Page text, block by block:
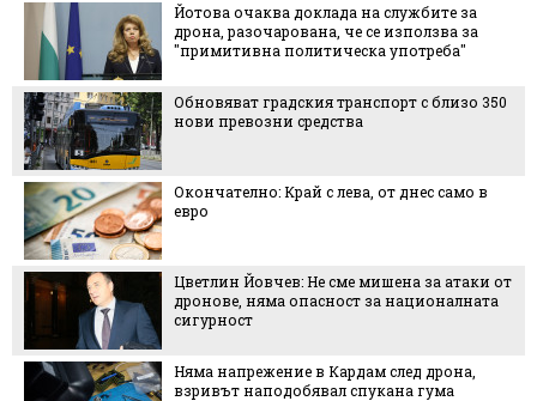
Йотова очаква доклада на службите за
дрона, разочарована, че се използва за
"примитивна политическа употреба"
Обновяват градския транспорт с близо 350
нови превозни средства
Окончателно: Край с лева, от днес само в
евро
Цветлин Йовчев: Не сме мишена за атаки от
дронове, няма опасност за националната
сигурност
Няма напрежение в Кардам след дрона,
взривът наподобявал спукана гума